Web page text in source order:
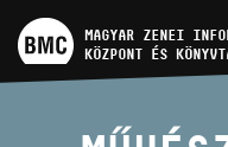
MAGYAR ZENEI
KÖZPONT ÉS